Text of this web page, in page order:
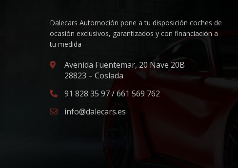
Dalecars Automoción pone a tu disposición coches de
ocasión exclusivos, garantizados y con financiación a
tu medida
Avenida Fuentemar, 20 Nave 20B
28823 – Coslada
91 828 35 97 / 661 569 762
info@dalecars.es